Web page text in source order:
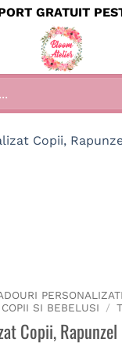
GRATUIT
COPII SI BEBELUSI /
Copii,